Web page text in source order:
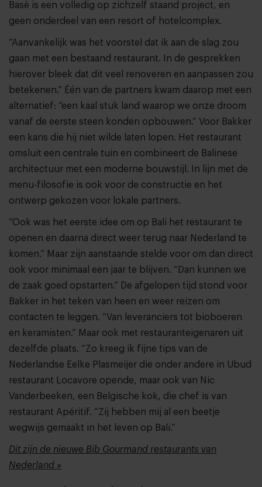
Basè is een volledig op zichzelf staand project, en
geen onderdeel van een resort of hotelcomplex.
“Aanvankelijk was het voorstel dat ik aan de slag zou
gaan met een bestaand restaurant. In de gesprekken
hierover bleek dat dit veel renoveren en aanpassen zou
betekenen.” Één van de partners kwam daarop met een
alternatief: “een kaal stuk land waarop we onze droom
vanaf de eerste steen konden opbouwen.” Voor Bakker
een kans die hij niet wilde laten lopen. Het restaurant
omsluit een centrale tuin en combineert de Balinese
architectuur met een moderne bouwstijl. In lijn met de
menu-filosofie is ook voor de constructie en het
ontwerp gekozen voor lokale partners.
“Ook was het eerste idee om op Bali het restaurant te
openen en daarna direct weer terug naar Nederland te
komen.” Maar zijn aanstaande stelde voor om dan direct
ook voor minimaal een jaar te blijven. “Dan kunnen we
de zaak goed opstarten.” De afgelopen tijd stond voor
Bakker in het teken van heen en weer reizen om
contacten te leggen. “Van leveranciers tot bioboeren
en keramisten.” Maar ook met restauranteigenaren uit
dezelfde plaats. “Zo kreeg ik fijne tips van de
Nederlandse Eelke Plasmeijer die onder andere in Ubud
restaurant Locavore opende, maar ook van Nic
Vanderbeeken, een Belgische kok, die chef is van
restaurant Apéritif. “Zij hebben mij al een beetje
wegwijs gemaakt in het leven op Bali.”
Dit zijn de nieuwe Bib Gourmand restaurants van
Nederland »